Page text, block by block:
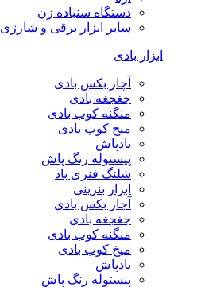
دستگاه سنباده زن
سایر ابزار برقی و شارژی
ابزار بادی
آچار بکس بادی
جغجغه بادی
منگنه کوب بادی
میخ کوب بادی
بادپاش
پیستوله رنگ پاش
شلنگ فنری باد
ابزار بنزینی
آچار بکس بادی
جغجغه بادی
منگنه کوب بادی
میخ کوب بادی
بادپاش
پیستوله رنگ پاش